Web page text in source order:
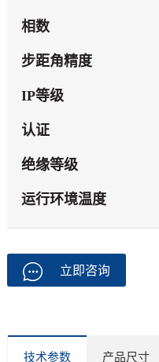
相数
步距角精度
IP等级
认证
绝缘等级
运行环境温度
立即咨询
技术参数 产品尺寸